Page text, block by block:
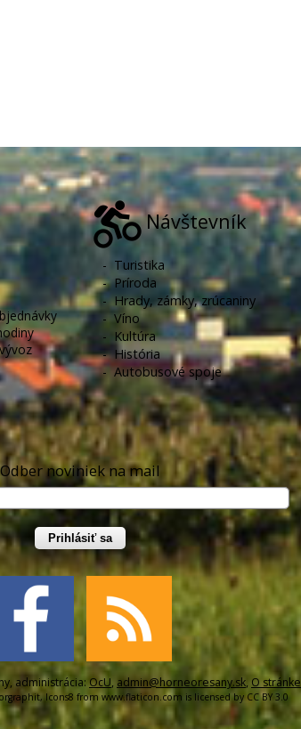
Návštevník
- Turistika
-Príroda
-Hrady, zámky, zrúcaniny
-Víno
- Kultúra
-História
-Autobusové spoje
Odber noviniek na mail
Prihlásiť sa
administrácia: OcU, admin@horneoresany.sk, O stránke
, Icons8 from www.flaticon.com is licensed by CC BY 3.0